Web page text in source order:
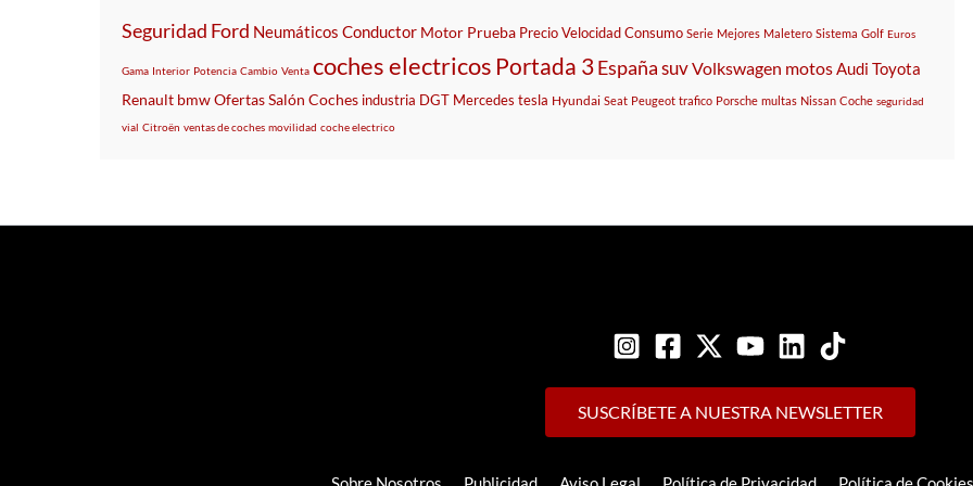
Seguridad Ford Neumáticos Conductor Motor Prueba PrecioVelocidadConsumo Serie Mejores Maletero Sistema Golf Euros
Gama Interior Potencia Cambio Venta coches electricos Portada 3España suvVolkswagen motos Audi Toyota
Renault bmwOfertasSalón Coches industria DGT Mercedes tesla Hyundai Seat Peugeot trafico Porsche multas Nissan Coche seguridad
vial Citroën ventas de coches movilidad coche electrico
SUSCRÍBETE A NUESTRA NEWSLETTER